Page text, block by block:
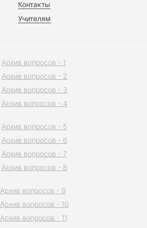
Контакты
Учителям
Архив вопросов - 1
Архив вопросов - 2
Архив вопросов - 3
Архив вопросов - 4
Архив вопросов - 5
Архив вопросов - 6
Архив вопросов - 7
Архив вопросов - 8
Архив вопросов - 9
Архив вопросов - 10
Архив вопросов - 11